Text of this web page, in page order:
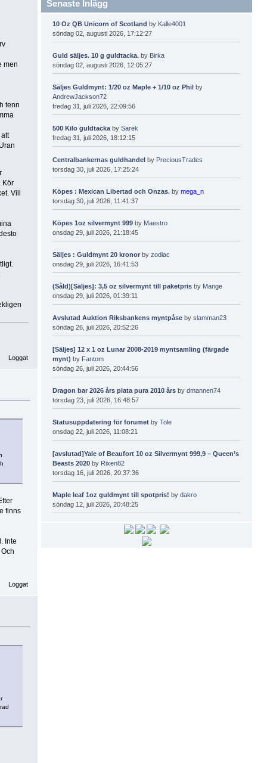
men
tenn
Kör
Vill
Loggat
finns
Inte
Loggat
Senaste Inlägg
10 Oz QB Unicorn of Scotland by Kalle4001
söndag 02, augusti 2026, 17:12:27
Guld säljes. 10 g guldtacka. by Birka
söndag 02, augusti 2026, 12:05:27
Säljes Guldmynt: 1/20 oz Maple + 1/10 oz Phil by
AndrewJackson72
fredag 31, juli 2026, 22:09:56
500 Kilo guldtacka bySarek
fredag 31, juli 2026, 18:12:15
Centralbankernas guldhandel by PreciousTrades
torsdag 30, juli 2026, 17:25:24
Köpes : Mexican Libertad och Onzas. bymega_n
torsdag 30, juli 2026, 11:41:37
Köpes 1oz silvermynt 999 by Maestro
onsdag 29, juli 2026, 21:18:45
Säljes : Guldmynt 20 kronorbyzodiac
onsdag 29, juli 2026, 16:41:53
(Såld)[Säljes]: 3,5 oz silvermynt till paketpris by Mange
onsdag 29, juli 2026, 01:39:11
Avslutad Auktion Riksbankens myntpåse byslamman23
söndag 26, juli 2026, 20:52:26
[Säljes] 12 x 1 oz Lunar 2008-2019 myntsamling (färgade
mynt) by Fantom
söndag 26, juli 2026, 20:44:56
Dragon bar 2026 års plata pura 2010 års bydmannen74
torsdag 23, juli 2026, 16:48:57
Statusuppdatering för forumet byTole
onsdag 22, juli 2026, 11:08:21
[avslutad]Yale of Beaufort 10 oz Silvermynt 999,9 – Queen’s
Beasts 2020 by Rixen82
torsdag 16, juli 2026, 20:37:36
Maple leaf 1oz guldmynt till spotpris! bydakro
söndag 12, juli 2026, 20:48:25